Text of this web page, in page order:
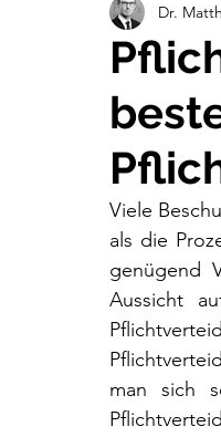
Verkehrsstrafrecht
Dr.
Viele
als die
genügend
Aussicht
man sich